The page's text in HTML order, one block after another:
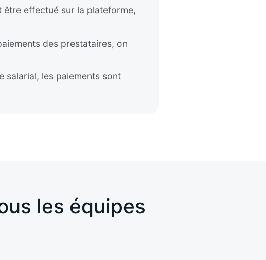
effectué sur la plateforme,
des prestataires, on
salarial, les paiements sont
les équipes